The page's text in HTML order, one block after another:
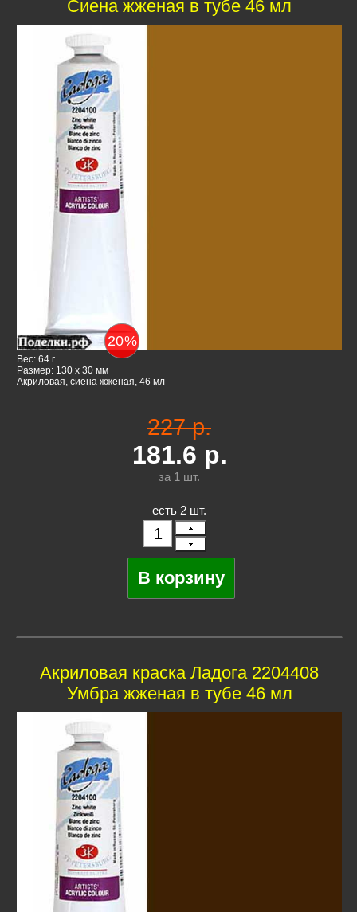
Сиена жженая в тубе 46 мл
20%
Вес: 64 г.
Размер: 130 x 30 мм
Акриловая, сиена жженая, 46 мл
227 р.
181.6 р.
за 1 шт.
есть 2 шт.
Акриловая краска Ладога 2204408
Умбра жженая в тубе 46 мл